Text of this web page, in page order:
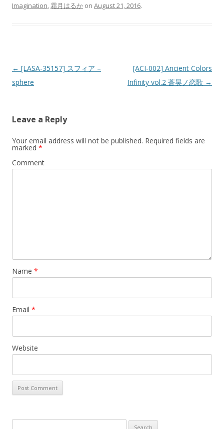
Imagination,霜月はるか on August 21, 2016.
Post navigation
← [LASA-35157] スフィア –
sphere
[ACI-002] Ancient Colors
Infinity vol.2 蒼昊ノ恋歌 →
Leave a Reply
Your email address will not be published. Required fields are
marked *
Comment
Name *
Email *
Website